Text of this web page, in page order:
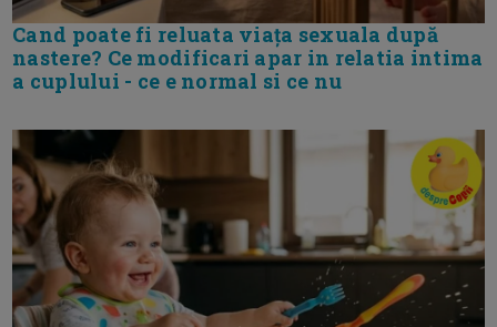
Cand poate fi reluata viața sexuala după
nastere? Ce modificari apar in relatia intima
a cuplului - ce e normal si ce nu